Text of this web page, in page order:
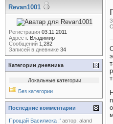
Revan1001
Регистрация 03.11.2011
Адрес г. Владимир
Сообщений 1,282
Записей в дневнике 34
Категории дневника
Локальные категории
Без категории
Последние комментарии
Прощай Василиска :' автор: aland